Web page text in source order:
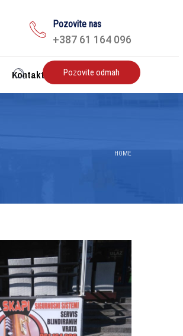
Pozovite nas
+387 61 164 096
Kontakt Pozovite odmah
HOME